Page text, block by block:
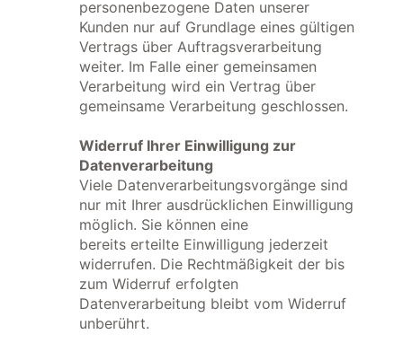
personenbezogene Daten unserer
Kunden nur auf Grundlage eines gültigen
Vertrags über Auftragsverarbeitung
weiter. Im Falle einer gemeinsamen
Verarbeitung wird ein Vertrag über
gemeinsame Verarbeitung geschlossen.
Widerruf Ihrer Einwilligung zur
Datenverarbeitung
Viele Datenverarbeitungsvorgänge sind
nur mit Ihrer ausdrücklichen Einwilligung
möglich. Sie können eine
bereits erteilte Einwilligung jederzeit
widerrufen. Die Rechtmäßigkeit der bis
zum Widerruf erfolgten
Datenverarbeitung bleibt vom Widerruf
unberührt.